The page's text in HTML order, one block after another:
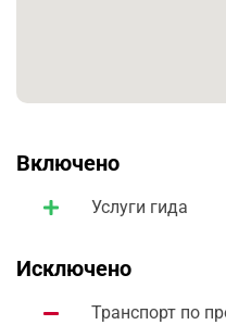
Включено
Услуги гида
Исключено
Транспорт по